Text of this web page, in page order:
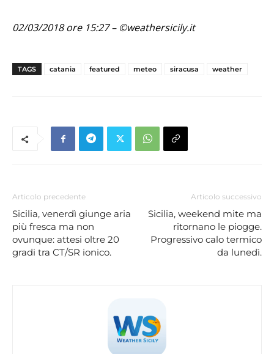
02/03/2018 ore 15:27 – ©weathersicily.it
TAGS catania featured meteo siracusa weather
Articolo precedente
Sicilia, venerdì giunge aria
più fresca ma non
ovunque: attesi oltre 20
gradi tra CT/SR ionico.
Articolo successivo
Sicilia, weekend mite ma
ritornano le piogge.
Progressivo calo termico
da lunedì.